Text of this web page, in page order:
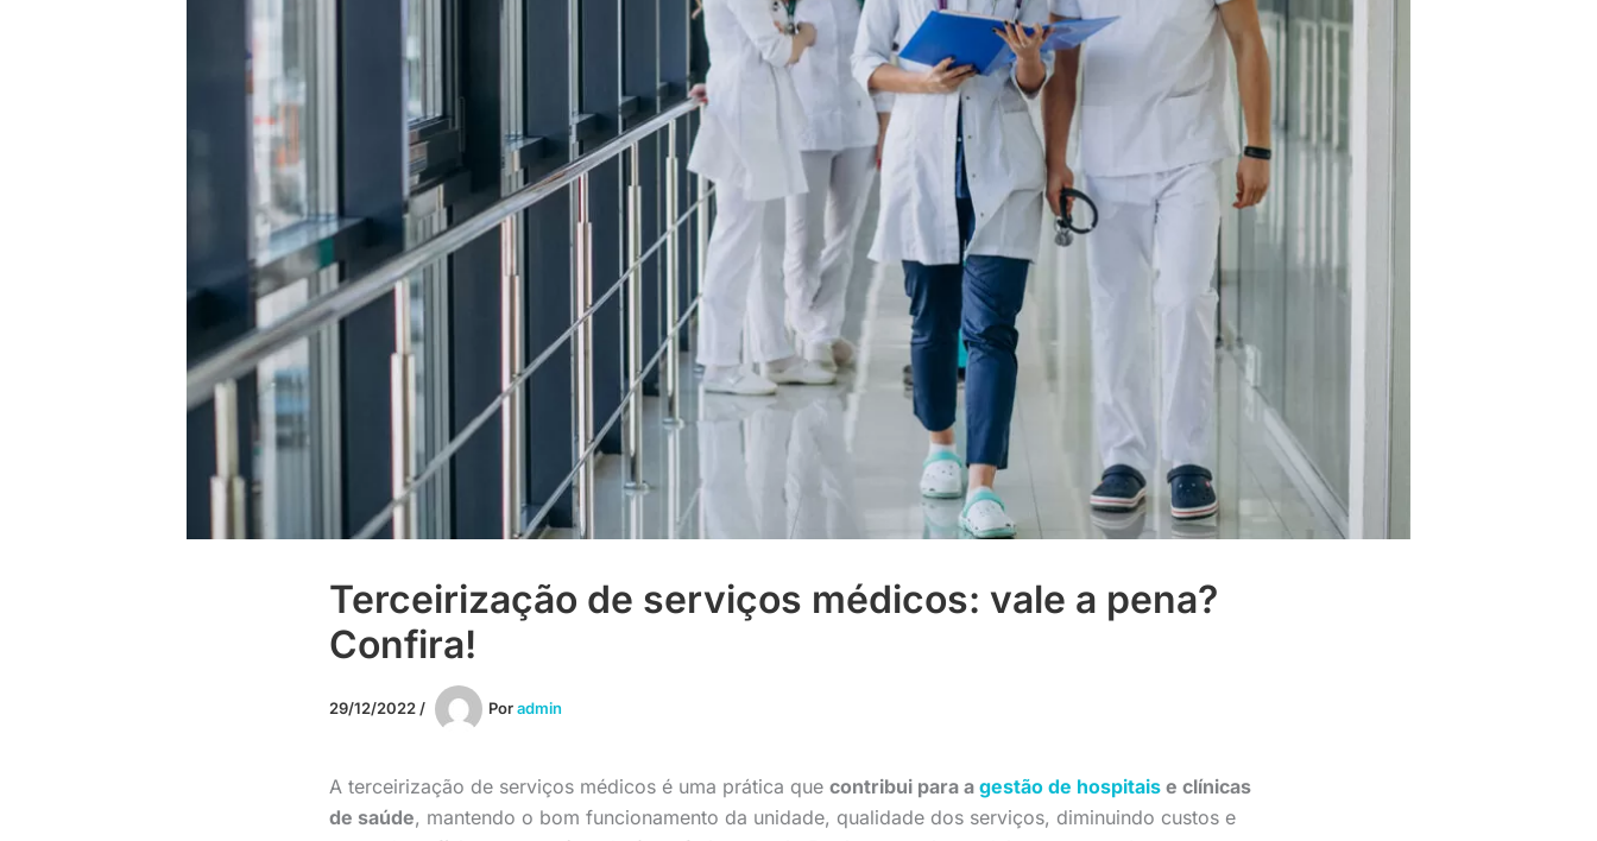
Terceirização de serviços médicos: vale a pena?
Confira!
29/12/2022 / Poradmin
A terceirização de serviços médicos é uma prática que contribui para a gestão de hospitais e clínicas
de saúde, mantendo o bom funcionamento da unidade, qualidade dos serviços, diminuindo custos e